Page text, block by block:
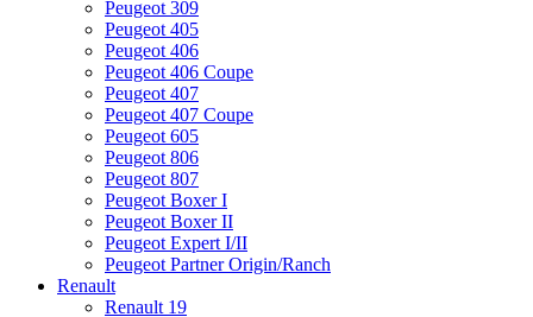
Peugeot 309
Peugeot 405
Peugeot 406
Peugeot 406 Coupe
Peugeot 407
Peugeot 407 Coupe
Peugeot 605
Peugeot 806
Peugeot 807
Peugeot Boxer I
Peugeot Boxer II
Peugeot Expert I/II
Peugeot Partner Origin/Ranch
Renault
Renault 19